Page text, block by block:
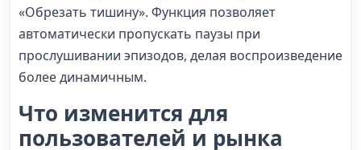
«Обрезать тишину». Функция позволяет
автоматически пропускать паузы при
прослушивании эпизодов, делая воспроизведение
более динамичным.
Что изменится для
пользователей и рынка